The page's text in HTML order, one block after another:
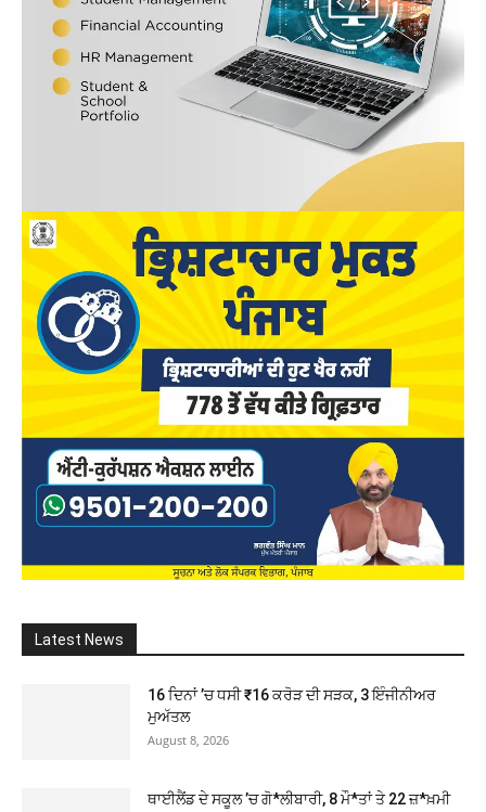
Latest News
16 ਦਿਨਾਂ ’ਚ ਧਸੀ ₹16 ਕਰੋੜ ਦੀ ਸੜਕ, 3 ਇੰਜੀਨੀਅਰ
ਮੁਅੱਤਲ
August 8, 2026
ਥਾਈਲੈਂਡ ਦੇ ਸਕੂਲ ’ਚ ਗੋ*ਲੀਬਾਰੀ, 8 ਮੌ*ਤਾਂ ਤੇ 22 ਜ਼*ਖ਼ਮੀ